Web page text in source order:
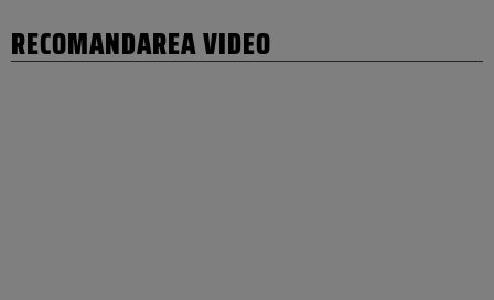
RECOMANDAREA VIDEO